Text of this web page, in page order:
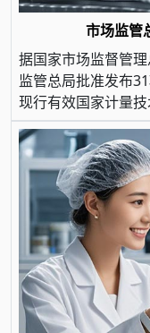
市场监管
据国家市场监督管
监管总局批准发布
现行有效国家计量技